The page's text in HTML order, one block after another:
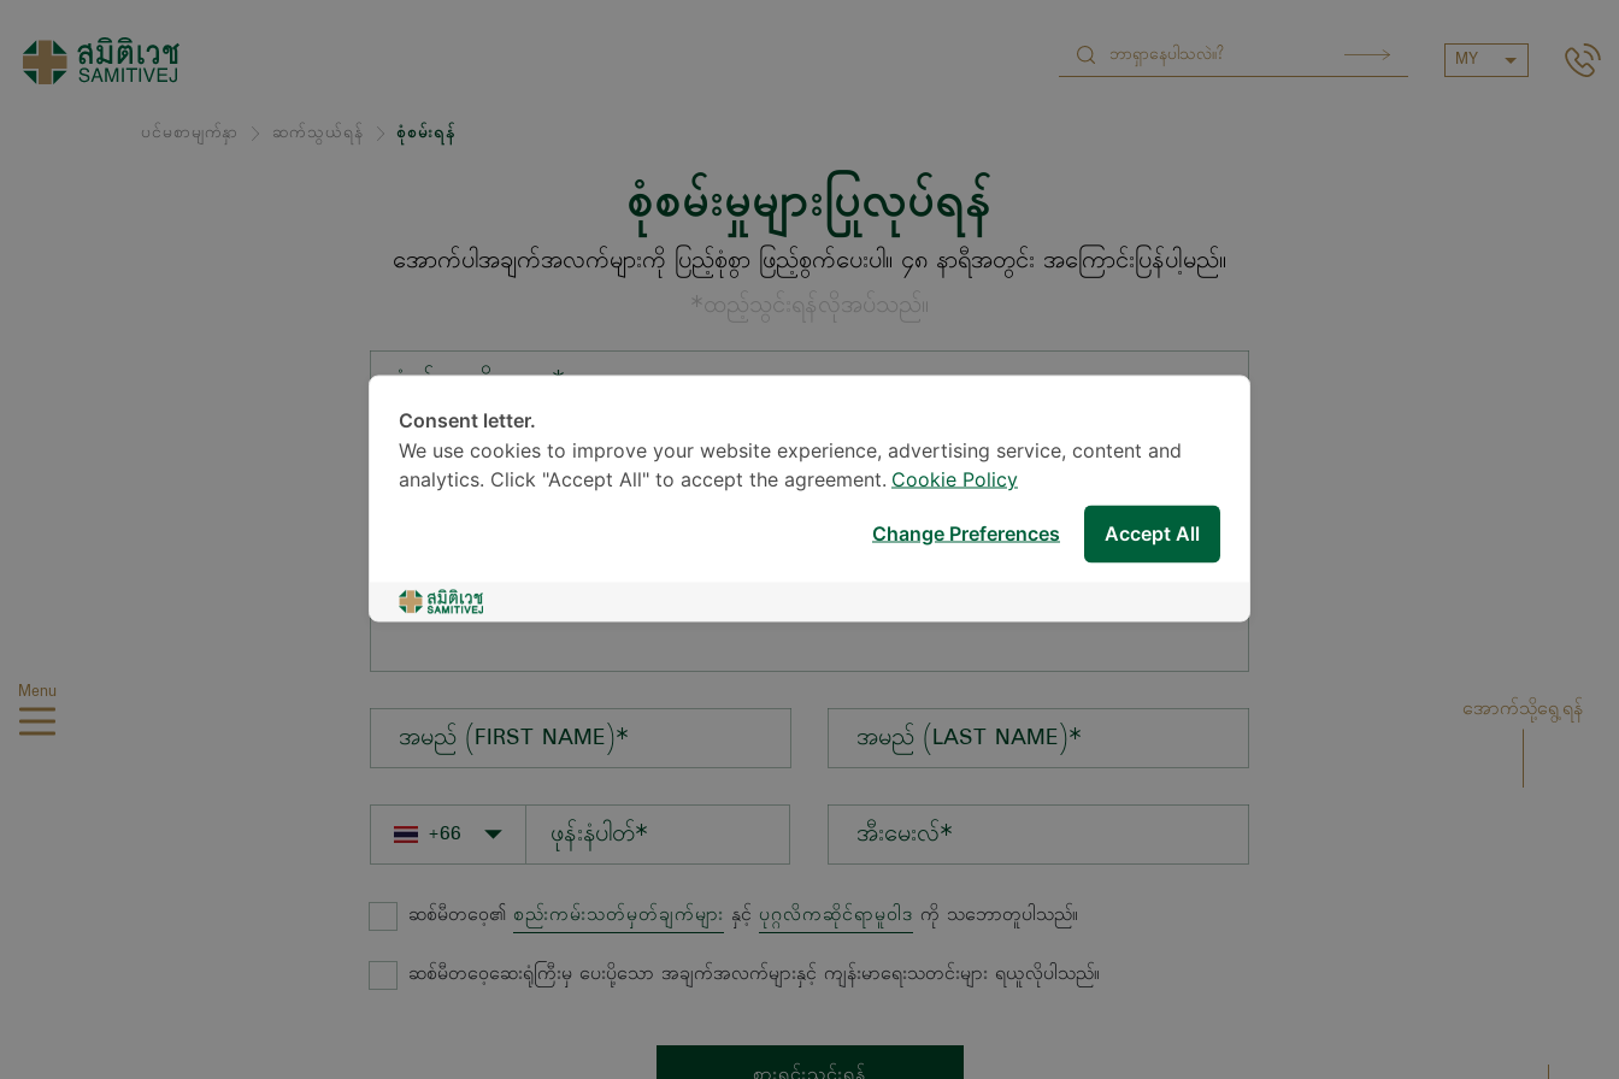
MY
Menu
ပင်မစာမျက်နှာ ဆက်သွယ်ရန် စုံစမ်းရန်
စုံစမ်းမှုများပြုလုပ်ရန်
အောက်ပါအချက်အလက်များကို ပြည့်စုံစွာ ဖြည့်စွက်ပေးပါ။ ၄၈ နာရီအတွင်း အကြောင်းပြန်ပါ့မည်။
*ထည့်သွင်းရန်လိုအပ်သည်။
စုံစမ်းမှုအမျိုးအစား*
တည်နေရာ*
အမည် (FIRST NAME)* အမည် (LAST NAME)*
အီးမေးလ်*
ဆစ်မီတဝေ့၏ စည်းကမ်းသတ်မှတ်ချက်များ နှင့် ပုဂ္ဂလိကဆိုင်ရာမူဝါဒ ကို သဘောတူပါသည်။
ဆစ်မီတဝေ့ဆေးရုံကြီးမှ ပေးပို့သော အချက်အလက်များနှင့် ကျန်းမာရေးသတင်းများ ရယူလိုပါသည်။
အောက်သို့ရွေ့ရန်
Consent letter.
We use cookies to improve your website experience, advertising service, content and
analytics. Click "Accept All" to accept the agreement. Cookie Policy
Accept All
Change Preferences